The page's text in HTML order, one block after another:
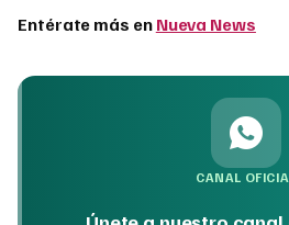
Entérate más en Nueva News
CANAL